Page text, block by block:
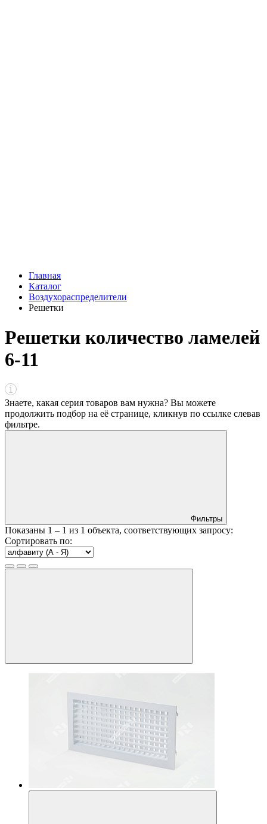
Главная
Каталог
Воздухораспределители
Решетки
Решетки количество ламелей
6-11
Знаете, какая серия товаров вам нужна? Вы можете
продолжить подбор на её странице, кликнув по ссылке слевав
фильтре.
Фильтры
Показаны 1 – 1 из 1 объекта, соответствующих запросу:
Сортировать по: